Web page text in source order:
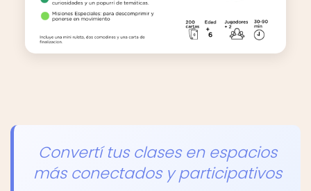
Convertí tus clases en espacios
más conectados y participativos